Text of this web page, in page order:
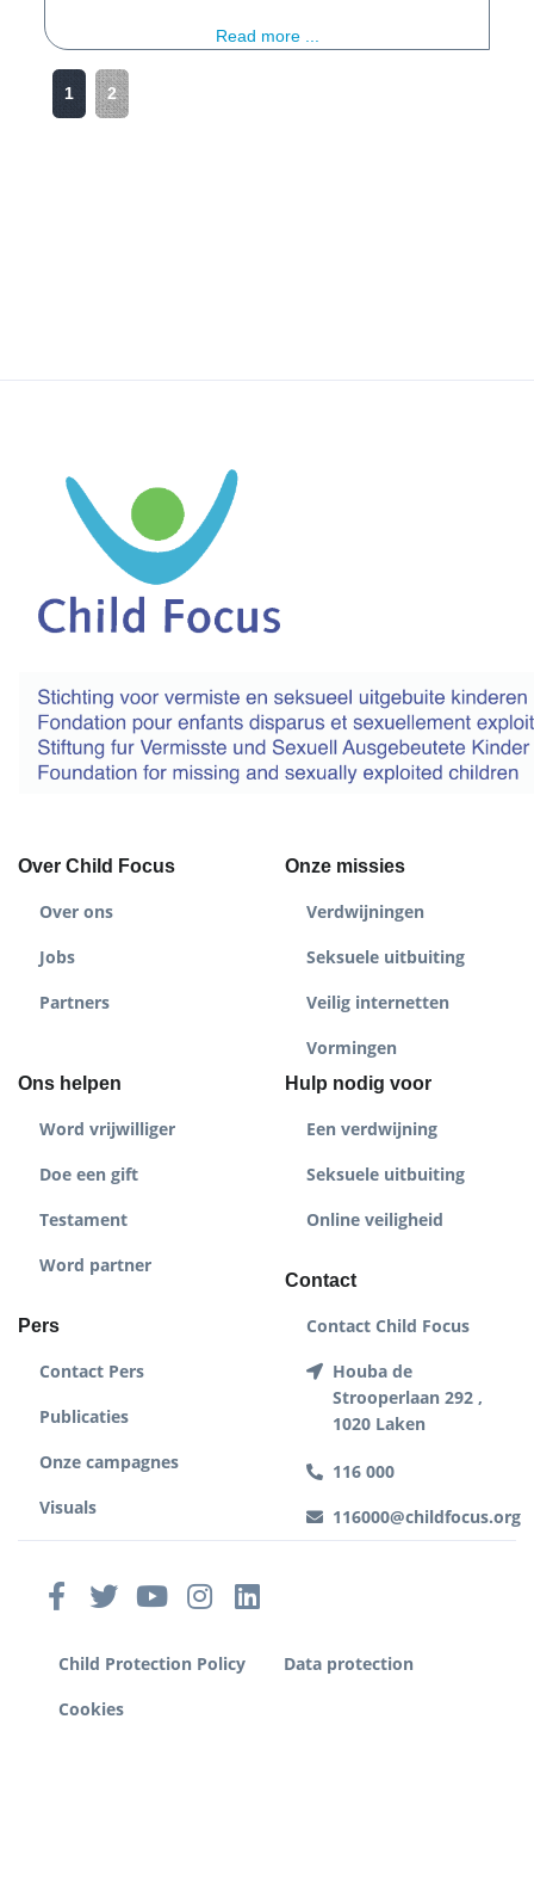
Read more ...
1 2
Over Child Focus
Over ons
Jobs
Partners
Onze missies
Verdwijningen
Seksuele uitbuiting
Veilig internetten
Vormingen
Ons helpen
Word vrijwilliger
Doe een gift
Testament
Word partner
Pers
Contact Pers
Publicaties
Onze campagnes
Visuals
Hulp nodig voor
Een verdwijning
Seksuele uitbuiting
Online veiligheid
Contact
Contact Child Focus
Houba de
Strooperlaan 292 ,
1020 Laken
116 000
116000@childfocus.org
Child Protection Policy
Data protection
Cookies